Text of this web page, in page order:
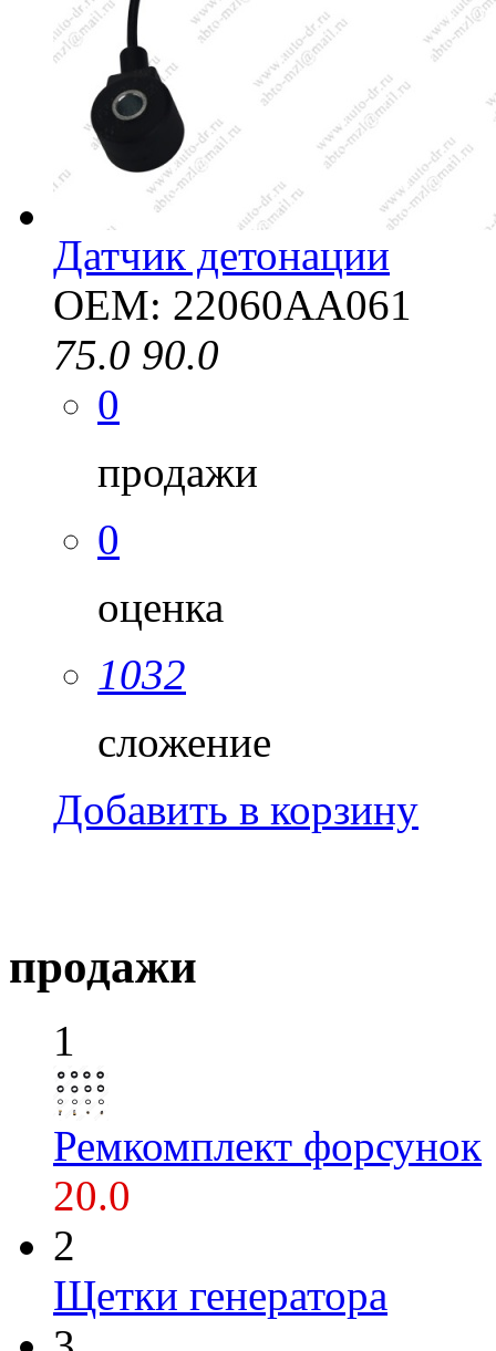
Датчик детонации
OEM: 22060AA061
75.0 90.0
0
продажи
0
оценка
1032
сложение
Добавить в корзину
продажи
1
Ремкомплект форсунок
20.0
2
Щетки генератора